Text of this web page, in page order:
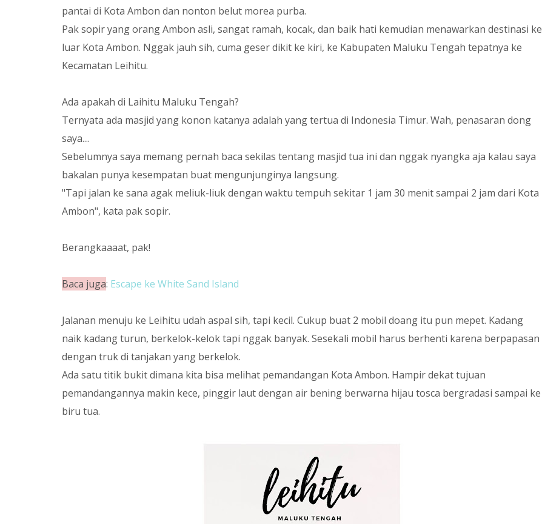
pantai di Kota Ambon dan nonton belut morea purba.
Pak sopir yang orang Ambon asli, sangat ramah, kocak, dan baik hati kemudian menawarkan destinasi ke
luar Kota Ambon. Nggak jauh sih, cuma geser dikit ke kiri, ke Kabupaten Maluku Tengah tepatnya ke
Kecamatan Leihitu.
Ada apakah di Laihitu Maluku Tengah?
Ternyata ada masjid yang konon katanya adalah yang tertua di Indonesia Timur. Wah, penasaran dong
saya....
Sebelumnya saya memang pernah baca sekilas tentang masjid tua ini dan nggak nyangka aja kalau saya
bakalan punya kesempatan buat mengunjunginya langsung.
"Tapi jalan ke sana agak meliuk-liuk dengan waktu tempuh sekitar 1 jam 30 menit sampai 2 jam dari Kota
Ambon", kata pak sopir.
Berangkaaaat, pak!
Baca juga: Escape ke White Sand Island
Jalanan menuju ke Leihitu udah aspal sih, tapi kecil. Cukup buat 2 mobil doang itu pun mepet. Kadang
naik kadang turun, berkelok-kelok tapi nggak banyak. Sesekali mobil harus berhenti karena berpapasan
dengan truk di tanjakan yang berkelok.
Ada satu titik bukit dimana kita bisa melihat pemandangan Kota Ambon. Hampir dekat tujuan
pemandangannya makin kece, pinggir laut dengan air bening berwarna hijau tosca bergradasi sampai ke
biru tua.